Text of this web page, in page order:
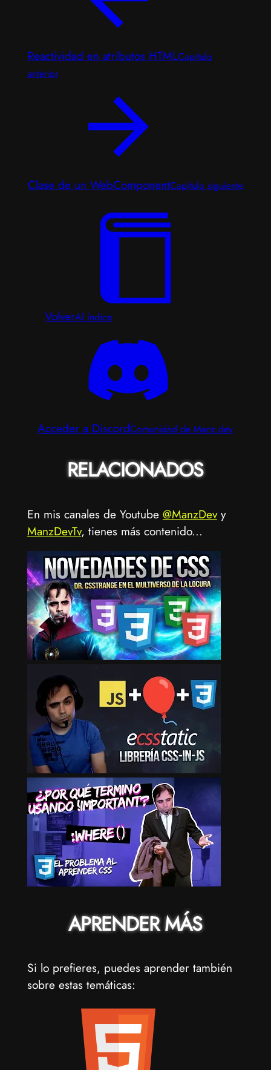
Reactividad en atributos HTMLCapítulo
anterior
Clase de un WebComponentCapítulo siguiente
VolverAl índice
Acceder a DiscordComunidad de Manz.dev
RELACIONADOS
En mis canales de Youtube @ManzDevy
ManzDevTv, tienes más contenido...
APRENDER MÁS
Si lo prefieres, puedes aprender también
sobre estas temáticas: